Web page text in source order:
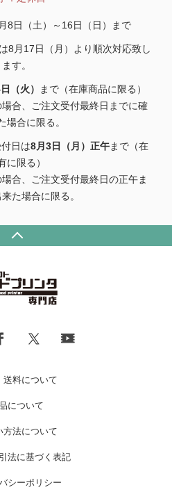
8日（土）～16日（日）まで
8月17日（月）より順次対応致し
ます。
（火）
まで（在庫商品に限る）
合、ご注文受付最終日までに確
場合に限る。
日は8月3日（月）正午まで（在
に限る）
合、ご注文受付最終日の正午ま
た場合に限る。
送料について
について
方法について
法に基づく表記
シーポリシー